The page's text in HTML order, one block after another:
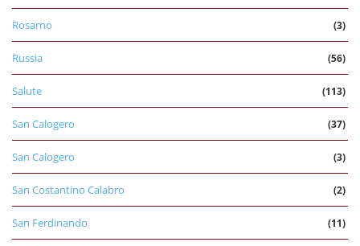
Rosarno (3)
Russia (56)
Salute (113)
San Calogero (37)
San Calogero (3)
San Costantino Calabro (2)
San Ferdinando (11)